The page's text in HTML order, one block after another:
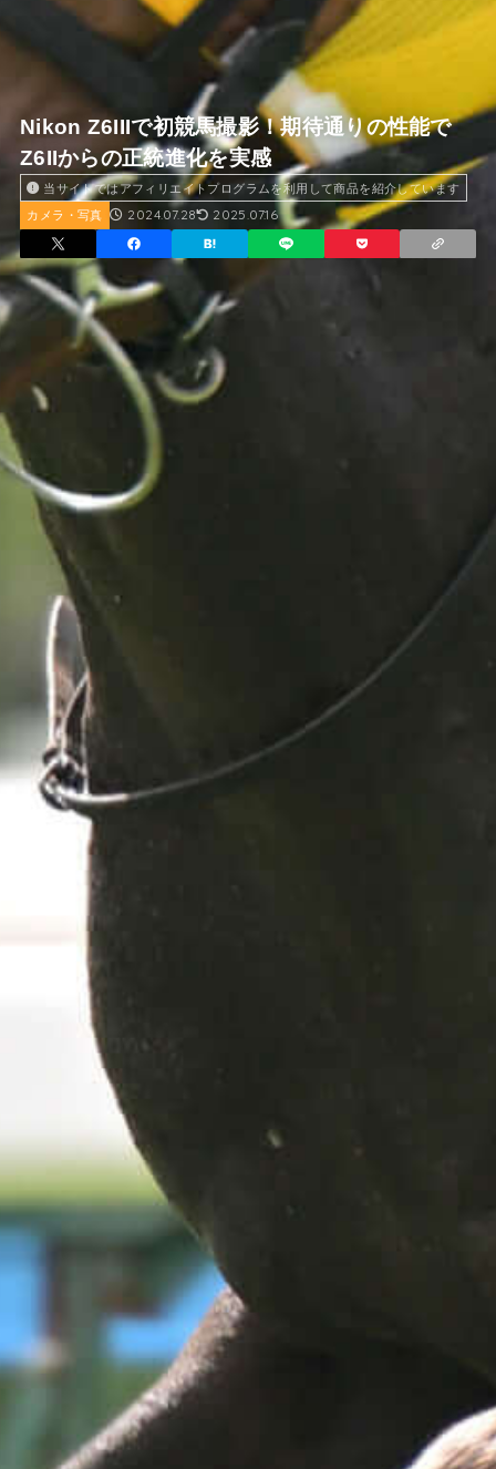
Nikon Z6IIIで初競馬撮影！期待通りの性能で
Z6IIからの正統進化を実感
当サイトではアフィリエイトプログラムを利用して商品を紹介しています
カメラ・写真 2024.07.28 2025.07.16